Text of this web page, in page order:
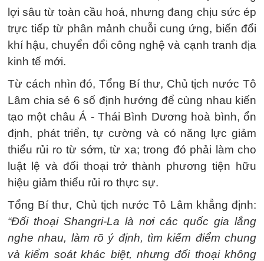
lợi sâu từ toàn cầu hoá, nhưng đang chịu sức ép
trực tiếp từ phân mảnh chuỗi cung ứng, biến đổi
khí hậu, chuyển đổi công nghệ và cạnh tranh địa
kinh tế mới.
Từ cách nhìn đó, Tổng Bí thư, Chủ tịch nước Tô
Lâm chia sẻ 6 số định hướng để cùng nhau kiến
tạo một châu Á - Thái Bình Dương hoà bình, ổn
định, phát triển, tự cường và có năng lực giảm
thiểu rủi ro từ sớm, từ xa; trong đó phải làm cho
luật lệ và đối thoại trở thành phương tiện hữu
hiệu giảm thiểu rủi ro thực sự.
Tổng Bí thư, Chủ tịch nước Tô Lâm khẳng định:
“Đối thoại Shangri-La là nơi các quốc gia lắng
nghe nhau, làm rõ ý định, tìm kiếm điểm chung
và kiểm soát khác biệt, nhưng đối thoại không